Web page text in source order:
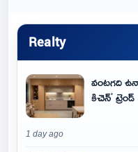
Realty
వంటగది
కిచెన్' ట్రెండ్
1 day ago